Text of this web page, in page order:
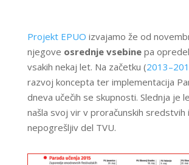
Projekt EPUO izvajamo že od
njegove osrednje vsebinepa
vsakih nekaj let. Na začetku (
razvoj koncepta ter implementacija
dneva učečih se skupnosti. Slednja je
našla svoj vir v proračunskih sredstvih
nepogrešljiv del TVU.